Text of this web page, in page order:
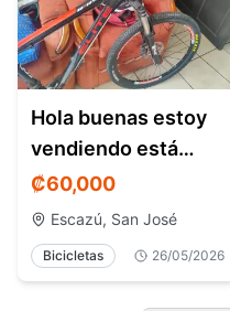
Hola buenas estoy
vendiendo está
bicicleta 26 está en
buen estado
₡60,000
Escazú, San José
Bicicletas 26/05/2026